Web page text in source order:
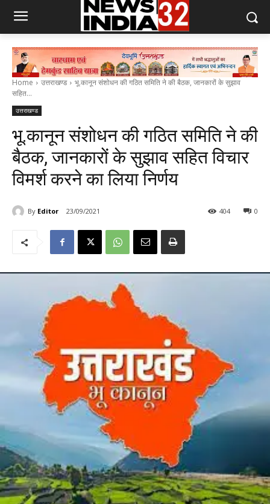
Home उत्तराखण्ड
भू.कानून संशोधन की गठित समिति ने की बैठक, जानकारों के सुझाव
सहित...
उत्तराखण्ड
भू.कानून संशोधन की गठित समिति ने की
बैठक, जानकारों के सुझाव सहित विचार
विमर्श करने का लिया निर्णय
By Editor 23/09/2021 0
404